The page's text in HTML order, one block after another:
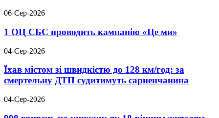
06-Сер-2026
1 ОЦ СБС проводить кампанію «Це ми»
04-Сер-2026
Їхав містом зі швидкістю до 128 км/год: за
смертельну ДТП судитимуть сарненчанина
04-Сер-2026